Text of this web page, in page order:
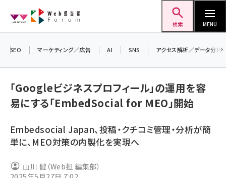
ン
検索 MENU
ai (2807)
note (2312)
SEO マーケティング／広告 AI SNS アクセス解析／データ分析
「Googleビジネスプロフィール」の運用を容
易にする「EmbedSocial for MEO」開始
Embedsocial Japan、投稿・クチコミ管理・分析が簡
単に、MEO対策の内製化を実現へ
山川 健（Web担 編集部）